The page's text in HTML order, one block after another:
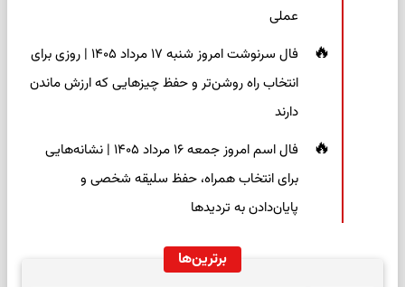
عملی
فال سرنوشت امروز شنبه ۱۷ مرداد ۱۴۰۵ | روزی برای
انتخاب راه روشن‌تر و حفظ چیزهایی که ارزش ماندن
دارند
فال اسم امروز جمعه ۱۶ مرداد ۱۴۰۵ | نشانه‌هایی
برای انتخاب همراه، حفظ سلیقه شخصی و
پایان‌دادن به تردیدها
برترین‌ها